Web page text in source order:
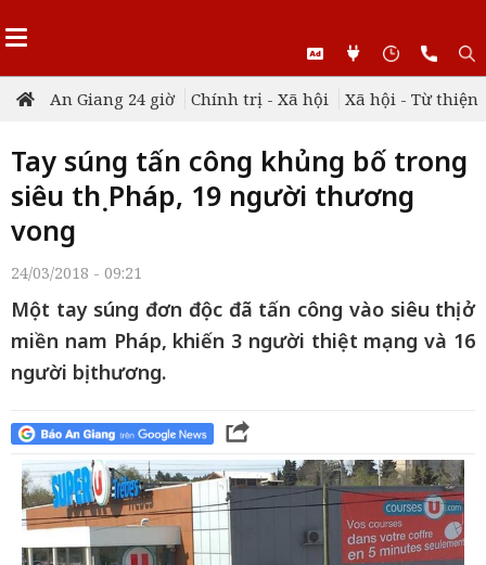
An Giang 24 giờ Chính trị - Xã hội Xã hội - Từ thiện
Tay súng tấn công khủng bố trong
siêu thị Pháp, 19 người thương
vong
24/03/2018 - 09:21
Một tay súng đơn độc đã tấn công vào siêu thị ở
miền nam Pháp, khiến 3 người thiệt mạng và 16
người bị thương.